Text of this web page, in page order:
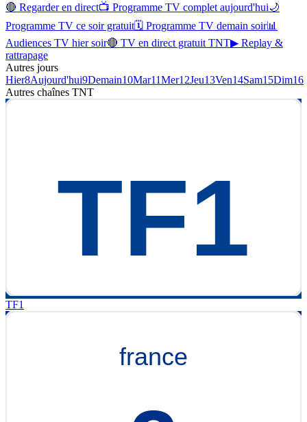
🔴 Regarder en direct📺 Programme TV complet aujourd'hui🌙
Programme TV ce soir gratuit🗓 Programme TV demain soir📊
Audiences TV hier soir🔴 TV en direct gratuit TNT▶ Replay &
rattrapage
Autres jours
Hier8Aujourd'hui9Demain10Mar11Mer12Jeu13Ven14Sam15Dim16
Autres chaînes TNT
TF1